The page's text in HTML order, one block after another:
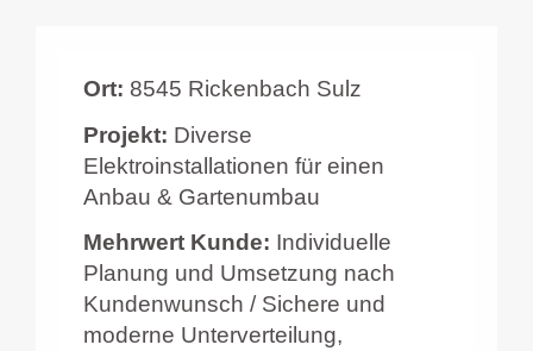
Ort: 8545 Rickenbach Sulz
Projekt: Diverse
Elektroinstallationen für einen
Anbau & Gartenumbau
Mehrwert Kunde: Individuelle
Planung und Umsetzung nach
Kundenwunsch / Sichere und
moderne Unterverteilung,